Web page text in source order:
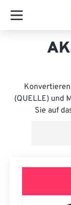
(QUELLE) und
Sie auf